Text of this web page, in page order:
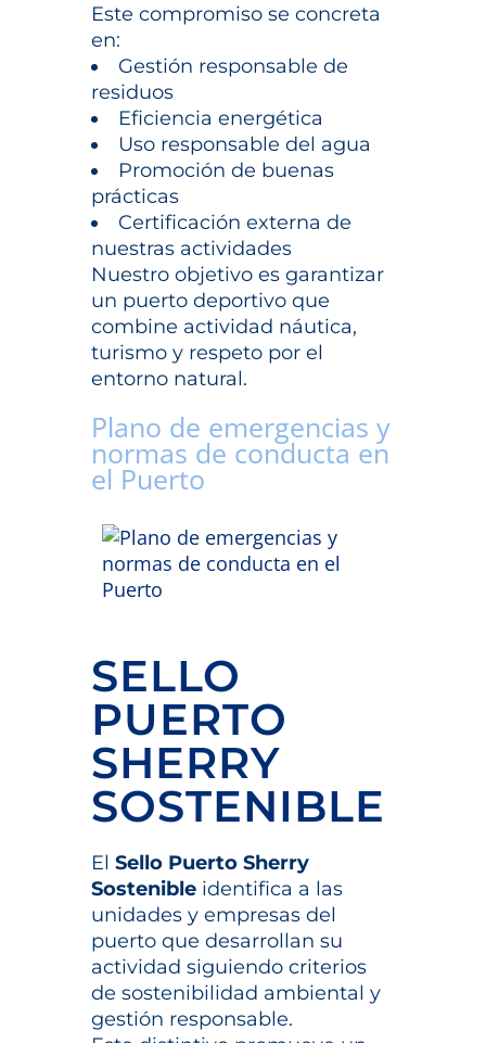
Este compromiso se concreta
en:
Gestión responsable de
residuos
Eficiencia energética
Uso responsable del agua
Promoción de buenas
prácticas
Certificación externa de
nuestras actividades
Nuestro objetivo es garantizar
un puerto deportivo que
combine actividad náutica,
turismo y respeto por el
entorno natural.
Plano de emergencias y
normas de conducta en
el Puerto
SELLO
PUERTO
SHERRY
SOSTENIBLE
El Sello Puerto Sherry
Sostenible identifica a las
unidades y empresas del
puerto que desarrollan su
actividad siguiendo criterios
de sostenibilidad ambiental y
gestión responsable.